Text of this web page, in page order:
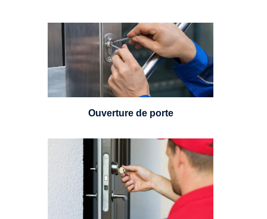
Vous avez perdu vos clés ou la
porte s'est refermée derrière vous
? Un serrurier est disponible
24h/7.
Ouverture de porte
Un serrurier sera en mesure de
choisir et remplacer un cylindre
standard, à 5 leviers ou à 3
leviers, Mul-T-Lock ou encore
multipoints.